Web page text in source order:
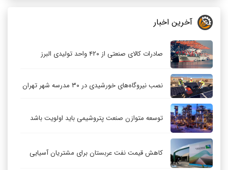
آخرین اخبار
صادرات کالای صنعتی از ۴۲۰ واحد تولیدی البرز
نصب نیروگاه‌های خورشیدی در ۳۰ مدرسه شهر تهران
توسعه متوازن صنعت پتروشیمی باید اولویت باشد
کاهش قیمت نفت عربستان برای مشتریان آسیایی